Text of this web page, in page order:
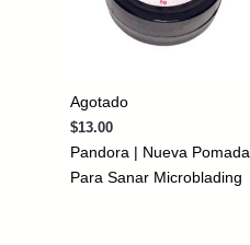
Agotado
$13.00
Pandora | Nueva Pomada
Para Sanar Microblading